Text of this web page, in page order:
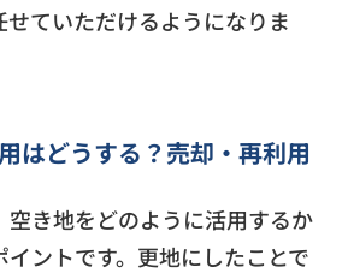
ていただけるようになりま
はどうする？売却・再利用
空き地をどのように活用するか
ントです。更地にしたことで